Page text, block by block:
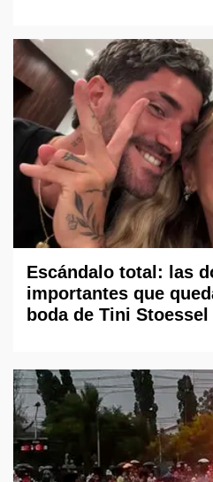
Escándalo total: las
importantes que
boda de Tini